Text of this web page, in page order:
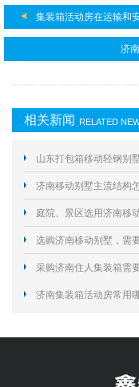
集装箱活动房在运输和
济
相关新闻 RELATED
山东打包箱移动轻钢别
济南移动别墅主流结构
用要规避哪些合规与施
庭院、景区选用济南移
外使用寿命？
选购济南移动别墅，需
艺规避居住隐患？
采购济南住人集装箱需
怎么选择？
济南集装箱活动房常用